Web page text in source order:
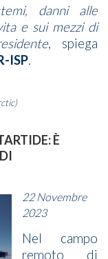
danni alle
e sui mezzi di
, spiega
ISP.
È
22 Novembre
2023
Nel campo
remoto di